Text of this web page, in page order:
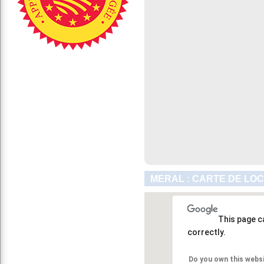
MERAL : CARTE DE
This page
correctly.
Do you own this